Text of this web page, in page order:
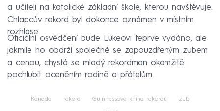
a učiteli na katolické základní škole, kterou navštěvuje.
Chlapcův rekord byl dokonce oznámen v místním
rozhlase.
Oficiální osvědčení bude Lukeovi teprve vydáno, ale
jakmile ho obdrží společně se zapouzdřeným zubem
a cenou, chystá se mladý rekordman okamžitě
pochlubit oceněním rodině a přátelům.
Kanada rekord Guinnessova kniha rekordů zub